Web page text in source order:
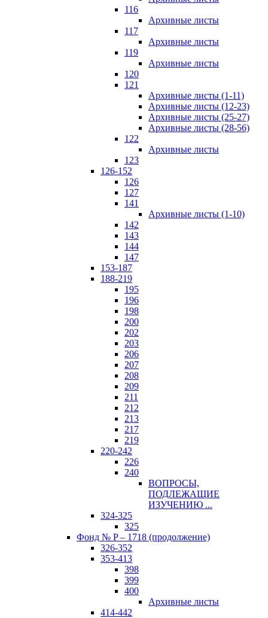
116
Архивные листы
117
Архивные листы
119
Архивные листы
120
121
Архивные листы (1-11)
Архивные листы (12-23)
Архивные листы (25-27)
Архивные листы (28-56)
122
Архивные листы
123
126-152
126
127
141
Архивные листы (1-10)
142
143
144
147
153-187
188-219
195
196
198
200
202
203
206
207
208
209
211
212
213
217
219
220-242
226
240
ВОПРОСЫ,
ПОДЛЕЖАЩИЕ
ИЗУЧЕНИЮ ...
324-325
325
Фонд № P – 1718 (продолжение)
326-352
353-413
398
399
400
Архивные листы
414-442